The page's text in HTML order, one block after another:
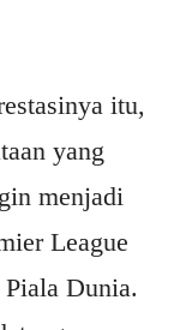
itu,
yang
menjadi
League
Dunia.